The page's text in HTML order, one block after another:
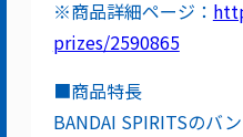
※商品詳細ページ：
prizes/2590865
■商品特長
BANDAI SPIRITSのバ